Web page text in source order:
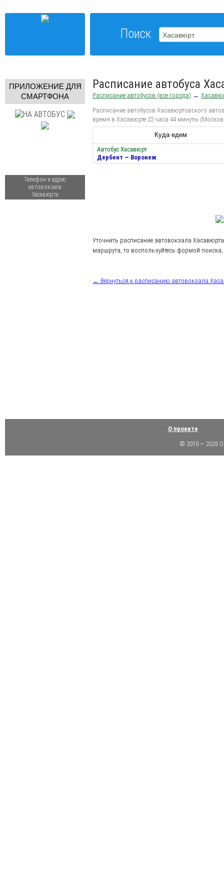
Поиск
ПРИЛОЖЕНИЕ ДЛЯ
СМАРТФОНА
Телефон и адрес
автовокзала
Хасавюрта
Расписание автобуса
Расписание автобусов (все города) →
Расписание автобусов Хасавюртовского
время в Хасавюрте 22 часа 44 минуты
Куда едем
Автобус Хасавюрт
Дербент — Воронеж
Уточнить расписание автовокзала
маршрута, то воспользуйтесь формой
← Вернуться к расписанию автовокзала
О проекте
© 2010 — 2026